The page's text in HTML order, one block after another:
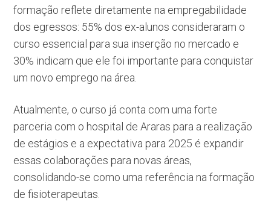
formação reflete diretamente na empregabilidade
dos egressos: 55% dos ex-alunos consideraram o
curso essencial para sua inserção no mercado e
30% indicam que ele foi importante para conquistar
um novo emprego na área.
Atualmente, o curso já conta com uma forte
parceria com o hospital de Araras para a realização
de estágios e a expectativa para 2025 é expandir
essas colaborações para novas áreas,
consolidando-se como uma referência na formação
de fisioterapeutas.